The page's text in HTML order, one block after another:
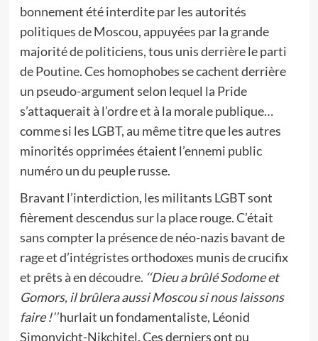
bonnement été interdite par les autorités
politiques de Moscou, appuyées par la grande
majorité de politiciens, tous unis derrière le parti
de Poutine. Ces homophobes se cachent derrière
un pseudo-argument selon lequel la Pride
s’attaquerait à l’ordre et à la morale publique…
comme si les LGBT, au même titre que les autres
minorités opprimées étaient l’ennemi public
numéro un du peuple russe.
Bravant l’interdiction, les militants LGBT sont
fièrement descendus sur la place rouge. C’était
sans compter la présence de néo-nazis bavant de
rage et d’intégristes orthodoxes munis de crucifix
et prêts à en découdre. ‘‘Dieu a brûlé Sodome et
Gomors, il brûlera aussi Moscou si nous laissons
faire !’’hurlait un fondamentaliste, Léonid
Simonvicht-Nikchitel. Ces derniers ont pu